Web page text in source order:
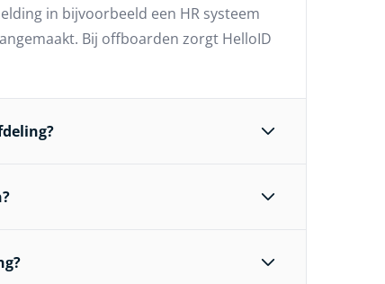
in bijvoorbeeld een HR systeem
Bij offboarden zorgt HelloID